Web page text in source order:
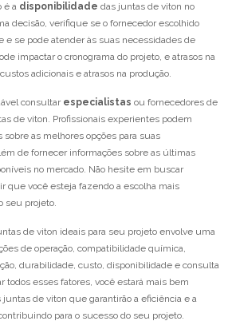
é a disponibilidade das juntas de viton no
decisão, verifique se o fornecedor escolhido
e se pode atender às suas necessidades de
impactar o cronograma do projeto, e atrasos na
adicionais e atrasos na produção.
consultar especialistas ou fornecedores de
de viton. Profissionais experientes podem
sobre as melhores opções para suas
de fornecer informações sobre as últimas
no mercado. Não hesite em buscar
que você esteja fazendo a escolha mais
seu projeto.
de viton ideais para seu projeto envolve uma
de operação, compatibilidade química,
durabilidade, custo, disponibilidade e consulta
todos esses fatores, você estará mais bem
juntas de viton que garantirão a eficiência e a
para o sucesso do seu projeto.